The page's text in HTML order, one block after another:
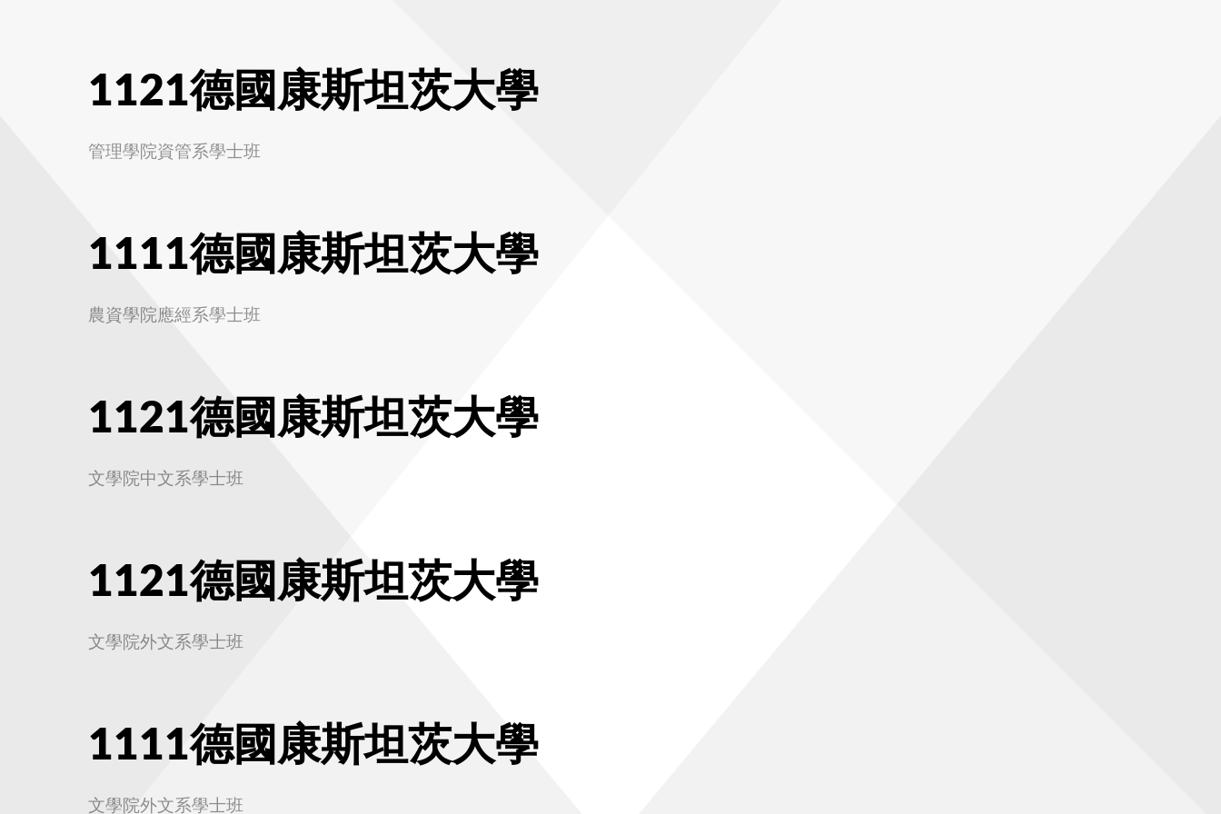
1121德國康斯坦茨大學
管理學院資管系學士班
1111德國康斯坦茨大學
農資學院應經系學士班
1121德國康斯坦茨大學
文學院中文系學士班
1121德國康斯坦茨大學
文學院外文系學士班
1111德國康斯坦茨大學
文學院外文系學士班